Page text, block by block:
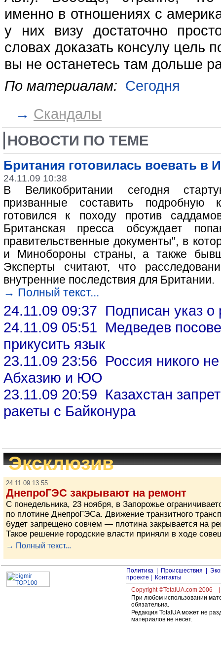
именно в отношениях с
у них визу достаточно
словах доказать консулу цель
вы не останетесь там дольше
По материалам: Сегодня
→ Скандалы
НОВОСТИ ПО ТЕМЕ
Британия готовилась воевать в
24.11.09 10:38
В Великобритании сегодня
призванные составить подробную
готовился к походу против
Британская пресса обсуждает
правительственные документы", в
и Минобороны страны, а также
Эксперты считают, что
внутренние последствия для Британии.
→ Полный текст...
24.11.09 09:37 Подписан указ о
24.11.09 05:51 Медведев
прикусить язык
23.11.09 23:56 Россия никого
Абхазию и ЮО
23.11.09 20:59 Казахстан
ракеты с Байконура
Эксклюзив
24.11.09 13:55
ДнепроГЭС закрывают на ремонт
С понедельника, 23 ноября, в Запорожье
по плотине ДнепроГЭСа. Движение транзитного
будет запрещено совчем — плотина закрывается на
Такое решение городские власти приняли в ходе
→ Полный текст...
Политика Происшествия
проекте
Контакты
Copyright ©TotalUA.com 2006
При любом использовании
обязательна.
Редакция TotalUA может не
материалов не несет.